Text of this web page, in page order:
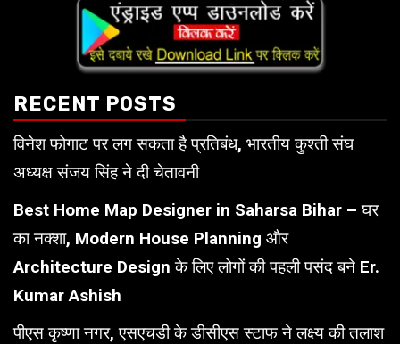
RECENT POSTS
विनेश फोगाट पर लग सकता है प्रतिबंध, भारतीय कुश्ती संघ
अध्यक्ष संजय सिंह ने दी चेतावनी
Best Home Map Designer in Saharsa Bihar – घर
का नक्शा, Modern House Planning और
Architecture Design के लिए लोगों की पहली पसंद बने Er.
Kumar Ashish
पीएस कृष्णा नगर, एसएचडी के डीसीएस स्टाफ ने लक्ष्य की तलाश